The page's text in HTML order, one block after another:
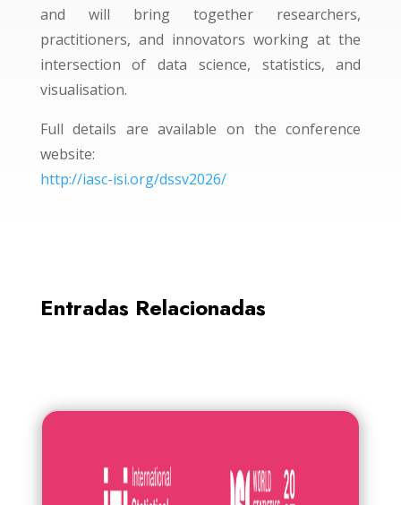
and will bring together researchers,
practitioners, and innovators working at the
intersection of data science, statistics, and
visualisation.
Full details are available on the conference
website:
http://iasc-isi.org/dssv2026/
Entradas Relacionadas